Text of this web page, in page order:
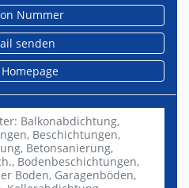
Nummer
senden
Balkonabdichtung,
Beschichtungen,
Betonsanierung,
Bodenbeschichtungen,
Boden, Garagenböden,